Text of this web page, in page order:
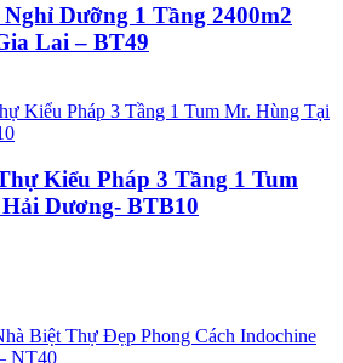
Dưỡng 1 Tầng 2400m2
Lai – BT49
Kiểu Pháp 3 Tầng 1 Tum
Dương- BTB10